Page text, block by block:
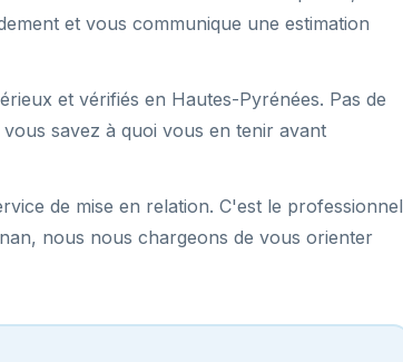
et vous communique une estimation
et vérifiés en Hautes-Pyrénées. Pas de
savez à quoi vous en tenir avant
de mise en relation. C'est le professionnel
nous nous chargeons de vous orienter